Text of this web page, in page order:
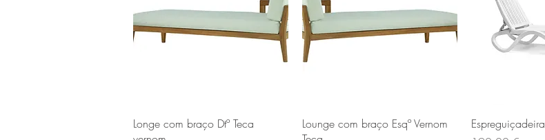
Vista rapida
Longe com braço Dtº Teca
Vista rapida
Lounge com braço Esqº Vernom